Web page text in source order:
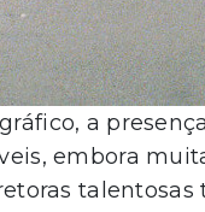
a
embora